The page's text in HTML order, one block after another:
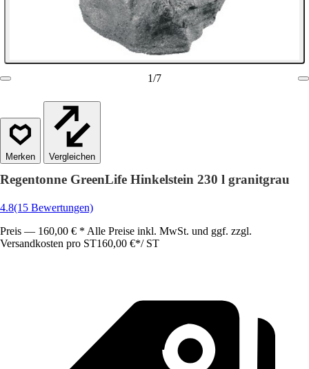
1/7
Vergleichen
Regentonne GreenLife Hinkelstein 230 l granitgrau
4.8(15 Bewertungen)
Preis — 160,00 € * Alle Preise inkl. MwSt. und ggf. zzgl.
Versandkosten pro ST160,00 €*/ ST